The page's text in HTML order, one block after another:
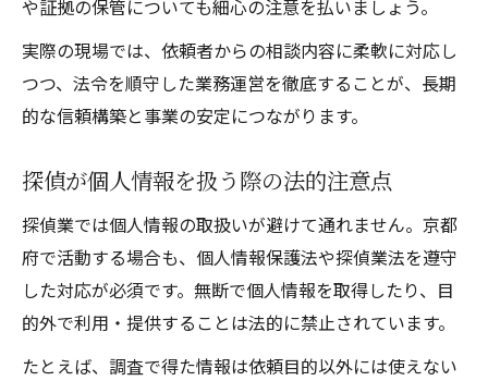
や証拠の保管についても細心の注意を払いましょう。
実際の現場では、依頼者からの相談内容に柔軟に対応し
つつ、法令を順守した業務運営を徹底することが、長期
的な信頼構築と事業の安定につながります。
探偵が個人情報を扱う際の法的注意点
探偵業では個人情報の取扱いが避けて通れません。京都
府で活動する場合も、個人情報保護法や探偵業法を遵守
した対応が必須です。無断で個人情報を取得したり、目
的外で利用・提供することは法的に禁止されています。
たとえば、調査で得た情報は依頼目的以外には使えない